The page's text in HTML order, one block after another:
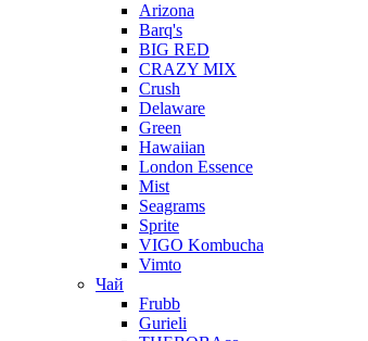
Arizona
Barq's
BIG RED
CRAZY MIX
Crush
Delaware
Green
Hawaiian
London Essence
Mist
Seagrams
Sprite
VIGO Kombucha
Vimto
Чай
Frubb
Gurieli